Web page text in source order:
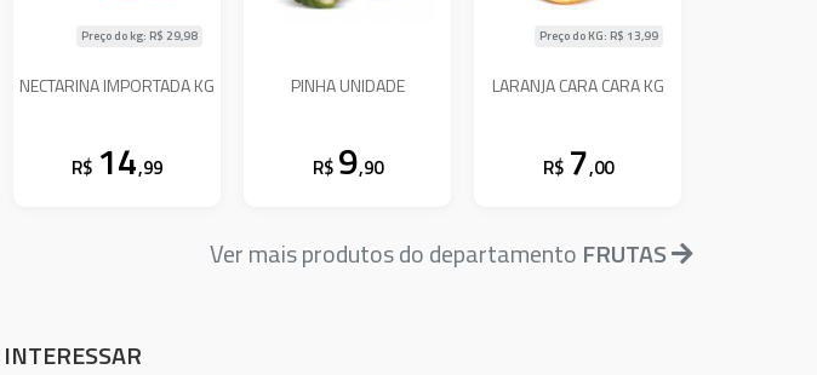
NECTARINA IMPORTADA KG
Preço do kg: R$ 29,98
R$ 14,99
PINHA UNIDADE
R$ 9,90
LARANJA CARA CARA KG
Preço do KG: R$ 13,99
R$ 7,00
Ver mais produtos do departamento FRUTAS